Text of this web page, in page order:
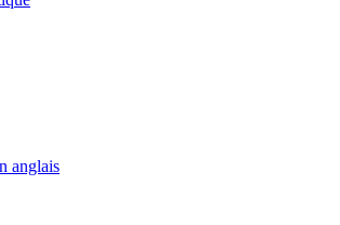
anglais